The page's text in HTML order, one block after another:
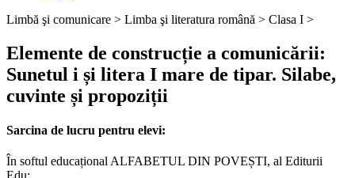
Limbă şi comunicare > Limba şi literatura română > Clasa I >
Elemente de construcție a comunicării:
Sunetul i și litera I mare de tipar. Silabe,
cuvinte și propoziții
Sarcina de lucru pentru elevi:
În softul educațional ALFABETUL DIN POVEȘTI, al Editurii